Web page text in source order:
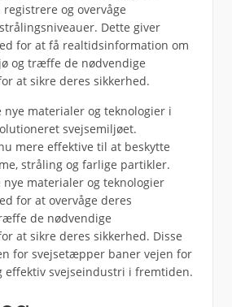
og overvåge
Dette giver
for at få realtidsinformation om
og træffe de nødvendige
at sikre deres sikkerhed.
nye materialer og teknologier i
svejsemiljøet.
mere effektive til at beskytte
stråling og farlige partikler.
materialer og teknologier
for at overvåge deres
de nødvendige
at sikre deres sikkerhed. Disse
for svejsetæpper baner vejen for
effektiv svejseindustri i fremtiden.